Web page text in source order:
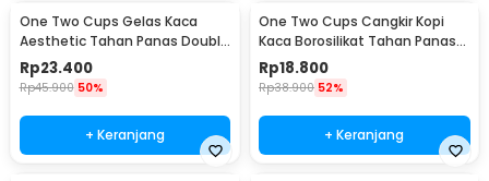
One Two Cups Gelas Kaca
Aesthetic Tahan Panas Double
Wall Glass 433ml - PLY1704
Rp23.400
Rp45.900 50%
+ Keranjang
One Two Cups Cangkir Kopi
Kaca Borosilikat Tahan Panas
Double Wall Cup 160ml
Rp18.800
Rp38.900 52%
+ Keranjang